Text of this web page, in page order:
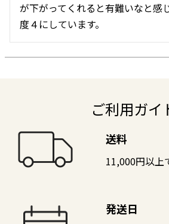
が下がってくれると有難いなと感
度４にしています。
ご利用ガイ
送料
11,000円以上
発送日